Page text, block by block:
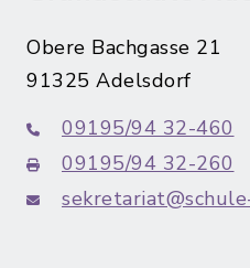
Obere Bachgasse 21
91325 Adelsdorf
09195/94 32-460
09195/94 32-260